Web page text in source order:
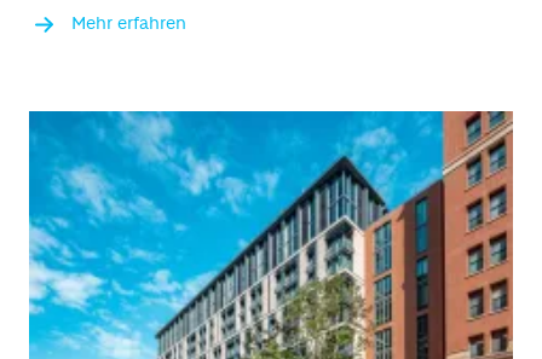
Mehr erfahren